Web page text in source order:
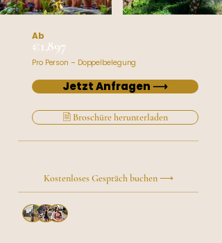
€1,897
Ab
Pro Person – Doppelbelegung
Jetzt Anfragen ⟶
🗎 Broschüre herunterladen
Kostenloses Gespräch buchen ⟶